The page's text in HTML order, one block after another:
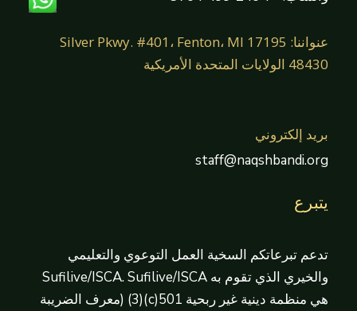
عنواننا: 17195 Silver Pkwy. #401، Fenton، MI
48430 الولايات المتحدة الأمريكية
بريد إلكتروني
staff@naqshbandi.org
يتبرع
تدعم تبرعاتكم السخية العمل التوعوي والتعليمي
والخيري الذي تقوم به Sufilive/ISCA. Sufilive/ISCA
هي منظمة دينية غير ربحية 501(c)(3) (معرف الضريبة